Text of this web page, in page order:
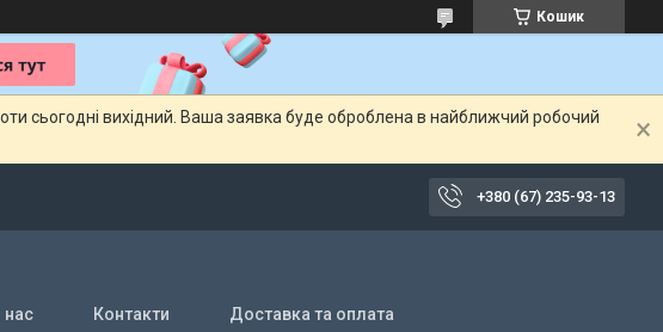
Кошик
сьогодні вихідний. Ваша заявка буде оброблена в найближчий робочий
+380 (67) 235-93-13
нас Контакти Доставка та оплата